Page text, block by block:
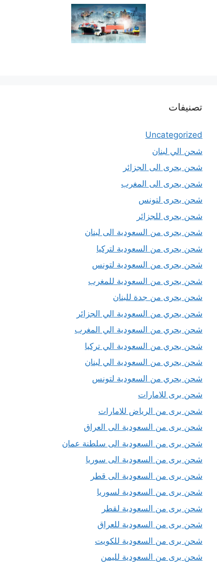
تصنيفات
Uncategorized
شحن الي لبنان
شحن بحرى الى الجزائر
شحن بحرى الى المغرب
شحن بحرى لتونس
شحن بحرى للجزائر
شحن بحرى من السعودية الى لبنان
شحن بحرى من السعودية لتركيا
شحن بحرى من السعودية لتونس
شحن بحرى من السعودية للمغرب
شحن بحرى من جدة للبنان
شحن بحري من السعودية الي الجزائر
شحن بحري من السعودية الي المغرب
شحن بحري من السعودية الي تركيا
شحن بحري من السعودية الي لبنان
شحن بحري من السعودية لتونس
شحن برى للامارات
شحن برى من الرياض للامارات
شحن برى من السعودية الى العراق
شحن برى من السعودية الى سلطنة عمان
شحن برى من السعودية الى سوريا
شحن برى من السعودية الى قطر
شحن برى من السعودية لسوريا
شحن برى من السعودية لقطر
شحن برى من السعودية للعراق
شحن برى من السعودية للكويت
شحن برى من السعودية لليمن